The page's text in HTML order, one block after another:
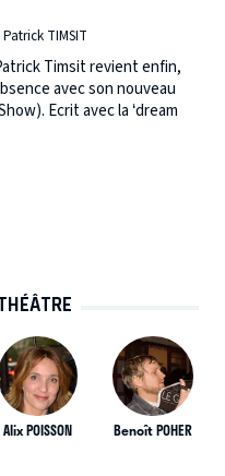
TIMSIT
Timsit revient enfin,
avec son nouveau
Ecrit avec la ‘dream
Alix POISSON Benoît POHER